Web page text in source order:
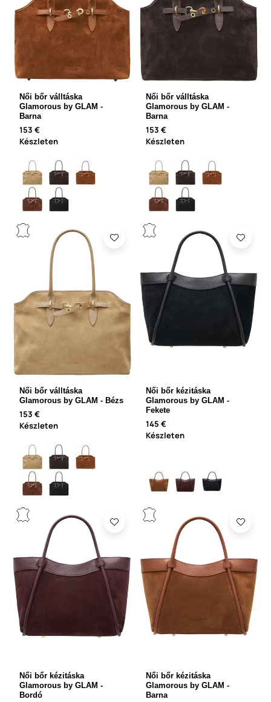
Női bőr válltáska
Glamorous by GLAM -
Barna
153 €
Készleten
Női bőr válltáska
Glamorous by GLAM -
Barna
153 €
Készleten
Női bőr válltáska
Glamorous by GLAM - Bézs
153 €
Készleten
Női bőr kézitáska
Glamorous by GLAM -
Fekete
145 €
Készleten
Női bőr kézitáska
Glamorous by GLAM -
Bordó
Női bőr kézitáska
Glamorous by GLAM -
Barna